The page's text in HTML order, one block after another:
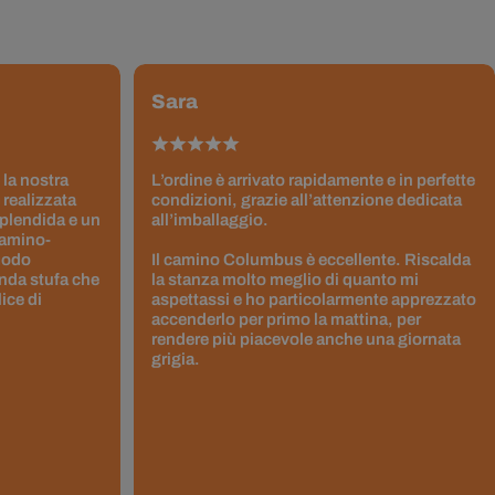
nostra
realizzata
e un
stufa che
di
Sara
L’ordine è arrivato rapidamente e in perfette
condizioni, grazie all’attenzione dedicata
all’imballaggio.
Il camino Columbus è eccellente. Riscalda
la stanza molto meglio di quanto mi
aspettassi e ho particolarmente apprezzato
accenderlo per primo la mattina, per
rendere più piacevole anche una giornata
grigia.